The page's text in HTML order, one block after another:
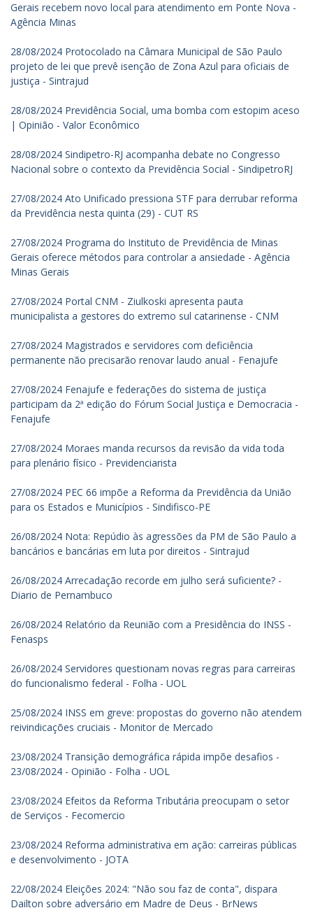
Gerais recebem novo local para atendimento em Ponte Nova -
Agência Minas
28/08/2024 Protocolado na Câmara Municipal de São Paulo
projeto de lei que prevê isenção de Zona Azul para oficiais de
justiça - Sintrajud
28/08/2024 Previdência Social, uma bomba com estopim aceso
| Opinião - Valor Econômico
28/08/2024 Sindipetro-RJ acompanha debate no Congresso
Nacional sobre o contexto da Previdência Social - SindipetroRJ
27/08/2024 Ato Unificado pressiona STF para derrubar reforma
da Previdência nesta quinta (29) - CUT RS
27/08/2024 Programa do Instituto de Previdência de Minas
Gerais oferece métodos para controlar a ansiedade - Agência
Minas Gerais
27/08/2024 Portal CNM - Ziulkoski apresenta pauta
municipalista a gestores do extremo sul catarinense - CNM
27/08/2024 Magistrados e servidores com deficiência
permanente não precisarão renovar laudo anual - Fenajufe
27/08/2024 Fenajufe e federações do sistema de justiça
participam da 2ª edição do Fórum Social Justiça e Democracia -
Fenajufe
27/08/2024 Moraes manda recursos da revisão da vida toda
para plenário físico - Previdenciarista
27/08/2024 PEC 66 impõe a Reforma da Previdência da União
para os Estados e Municípios - Sindifisco-PE
26/08/2024 Nota: Repúdio às agressões da PM de São Paulo a
bancários e bancárias em luta por direitos - Sintrajud
26/08/2024 Arrecadação recorde em julho será suficiente? -
Diario de Pernambuco
26/08/2024 Relatório da Reunião com a Presidência do INSS -
Fenasps
26/08/2024 Servidores questionam novas regras para carreiras
do funcionalismo federal - Folha - UOL
25/08/2024 INSS em greve: propostas do governo não atendem
reivindicações cruciais - Monitor de Mercado
23/08/2024 Transição demográfica rápida impõe desafios -
23/08/2024 - Opinião - Folha - UOL
23/08/2024 Efeitos da Reforma Tributária preocupam o setor
de Serviços - Fecomercio
23/08/2024 Reforma administrativa em ação: carreiras públicas
e desenvolvimento - JOTA
22/08/2024 Eleições 2024: "Não sou faz de conta", dispara
Dailton sobre adversário em Madre de Deus - BrNews